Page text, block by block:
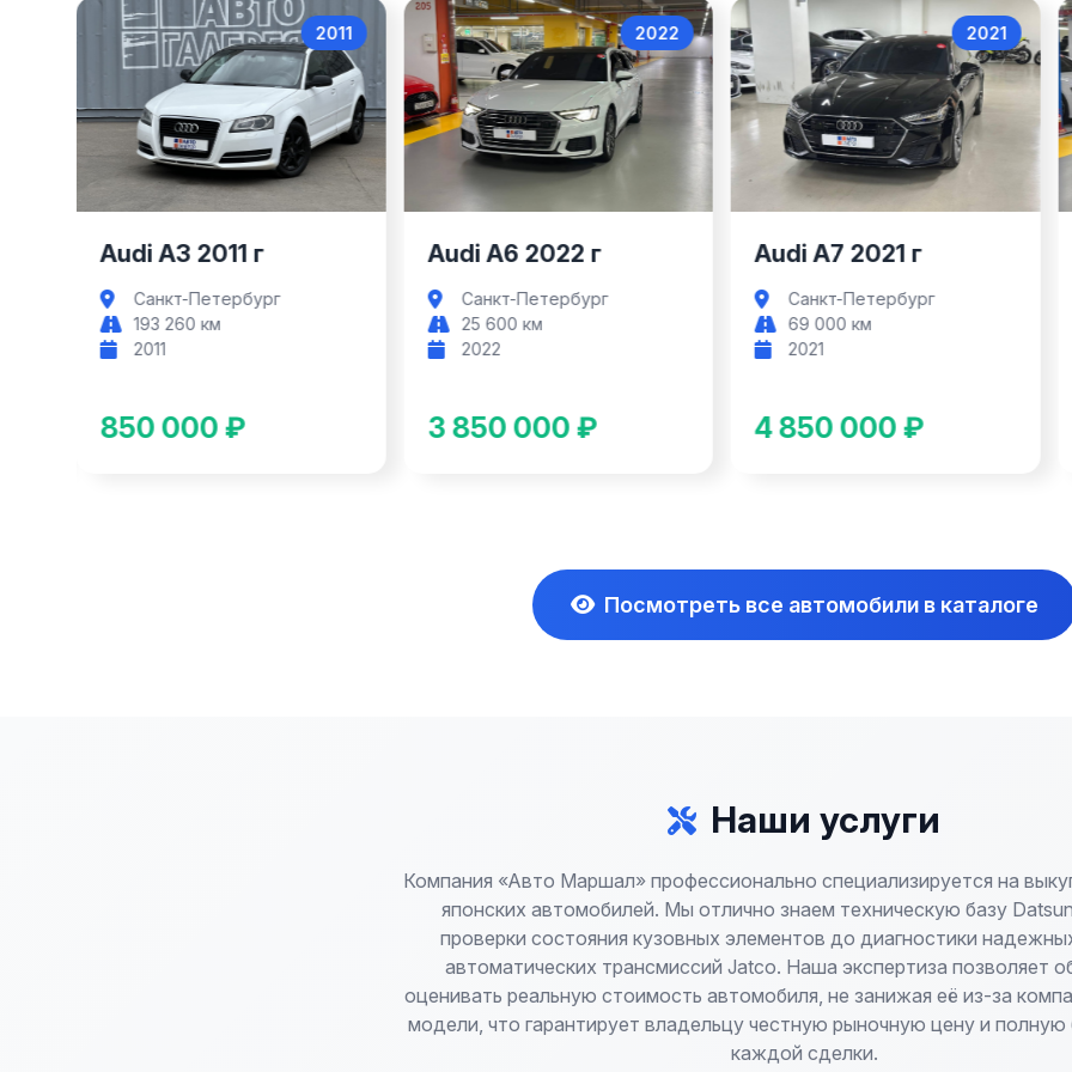
Audi A3
2011
Audi A3 2011 г
Санкт-Петербург
193 260 км
2011
850 000 ₽
Audi A6
2022
Audi A6 2022 г
Санкт-Петербург
25 600 км
2022
3 850 000 ₽
Audi A7
2021
Audi A7 2021 г
Санкт-Петербург
69 000 км
2021
4 850 000 ₽
Посмотреть все автомобили в каталоге
Наши услуги
Компания «Авто Маршал» профессионально специализируется на
японских автомобилей. Мы отлично знаем техническую базу
проверки состояния кузовных элементов до диагностики
автоматических трансмиссий Jatco. Наша экспертиза позволяет
оценивать реальную стоимость автомобиля, не занижая её из-за
модели, что гарантирует владельцу честную рыночную цену и полную
каждой сделки.